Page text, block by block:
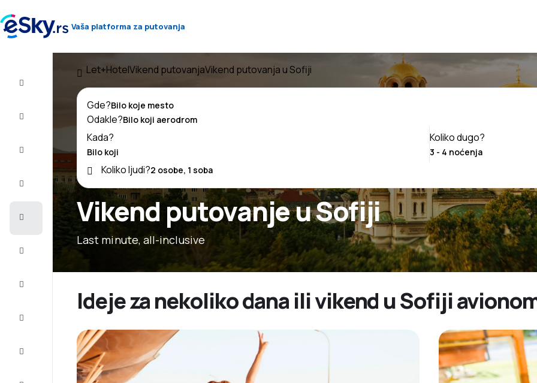
Vaša platforma za putovanja
Letovanje
putovanja
Let+HotelVikend putovanjaVikend putovanja u Sofiji
Vikend putovanje u Sofiji
Last minute, all-inclusive
Gde?
Odakle?
Kada?
Koliko dugo?
Koliko ljudi?
Ideje za nekoliko dana ili vikend u Sofiji